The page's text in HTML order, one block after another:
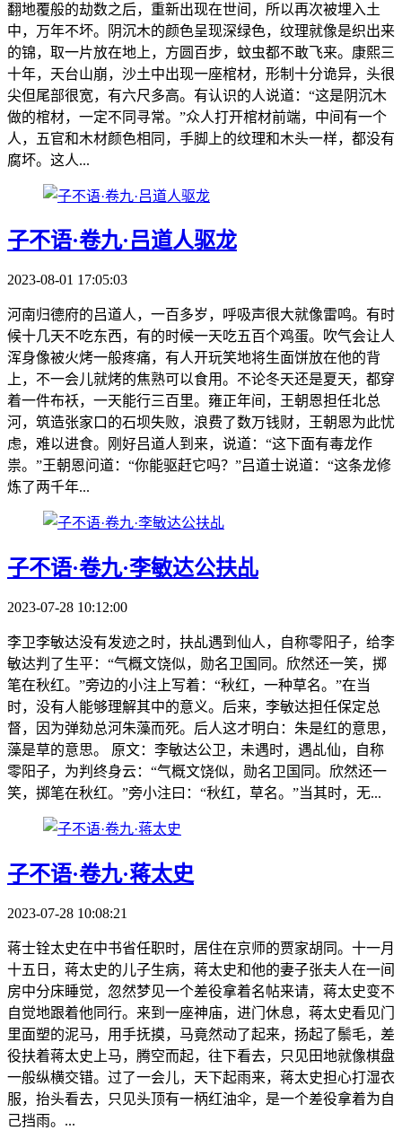
翻地覆般的劫数之后，重新出现在世间，所以再次被埋入土
中，万年不坏。阴沉木的颜色呈现深绿色，纹理就像是织出来
的锦，取一片放在地上，方圆百步，蚊虫都不敢飞来。康熙三
十年，天台山崩，沙土中出现一座棺材，形制十分诡异，头很
尖但尾部很宽，有六尺多高。有认识的人说道：“这是阴沉木
做的棺材，一定不同寻常。”众人打开棺材前端，中间有一个
人，五官和木材颜色相同，手脚上的纹理和木头一样，都没有
腐坏。这人...
子不语·卷九·吕道人驱龙
2023-08-01 17:05:03
河南归德府的吕道人，一百多岁，呼吸声很大就像雷鸣。有时
候十几天不吃东西，有的时候一天吃五百个鸡蛋。吹气会让人
浑身像被火烤一般疼痛，有人开玩笑地将生面饼放在他的背
上，不一会儿就烤的焦熟可以食用。不论冬天还是夏天，都穿
着一件布袄，一天能行三百里。雍正年间，王朝恩担任北总
河，筑造张家口的石坝失败，浪费了数万钱财，王朝恩为此忧
虑，难以进食。刚好吕道人到来，说道：“这下面有毒龙作
祟。”王朝恩问道：“你能驱赶它吗？”吕道士说道：“这条龙修
炼了两千年...
子不语·卷九·李敏达公扶乩
2023-07-28 10:12:00
李卫李敏达没有发迹之时，扶乩遇到仙人，自称零阳子，给李
敏达判了生平：“气概文饶似，勋名卫国同。欣然还一笑，掷
笔在秋红。”旁边的小注上写着：“秋红，一种草名。”在当
时，没有人能够理解其中的意义。后来，李敏达担任保定总
督，因为弹劾总河朱藻而死。后人这才明白：朱是红的意思，
藻是草的意思。 原文：李敏达公卫，未遇时，遇乩仙，自称
零阳子，为判终身云：“气概文饶似，勋名卫国同。欣然还一
笑，掷笔在秋红。”旁小注曰：“秋红，草名。”当其时，无...
子不语·卷九·蒋太史
2023-07-28 10:08:21
蒋士铨太史在中书省任职时，居住在京师的贾家胡同。十一月
十五日，蒋太史的儿子生病，蒋太史和他的妻子张夫人在一间
房中分床睡觉，忽然梦见一个差役拿着名帖来请，蒋太史变不
自觉地跟着他同行。来到一座神庙，进门休息，蒋太史看见门
里面塑的泥马，用手抚摸，马竟然动了起来，扬起了鬃毛，差
役扶着蒋太史上马，腾空而起，往下看去，只见田地就像棋盘
一般纵横交错。过了一会儿，天下起雨来，蒋太史担心打湿衣
服，抬头看去，只见头顶有一柄红油伞，是一个差役拿着为自
己挡雨。...